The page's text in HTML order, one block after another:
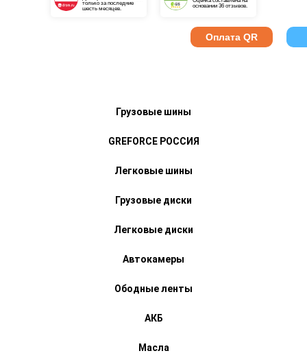
Оплата QR
основании 36 отзывов.
только за последние
шесть месяцев.
Грузовые шины
GREFORCE РОССИЯ
Легковые шины
Грузовые диски
Легковые диски
Автокамеры
Ободные ленты
АКБ
Масла